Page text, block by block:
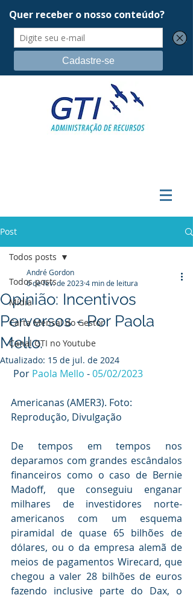
Post
Todos posts
Mídia
Carta Mensal do Gestor
Canal GTI no Youtube
Todos posts
Opinião: Incentivos
Perversos - Por Paola
Mello.
André Gordon
6 de fev. de 20234 min de leitura
Atualizado: 15 de jul. de 2024
Por Paola Mello - 05/02/2023
Americanas (AMER3). Foto:
Reprodução, Divulgação
De tempos em tempos nos
deparamos com grandes escândalos
financeiros como o caso de Bernie
Madoff, que conseguiu enganar
milhares de investidores norte-
americanos com um esquema
piramidal de quase 65 bilhões de
dólares, ou o da empresa alemã de
meios de pagamentos Wirecard, que
chegou a valer 28 bilhões de euros
fazendo inclusive parte do Dax, o